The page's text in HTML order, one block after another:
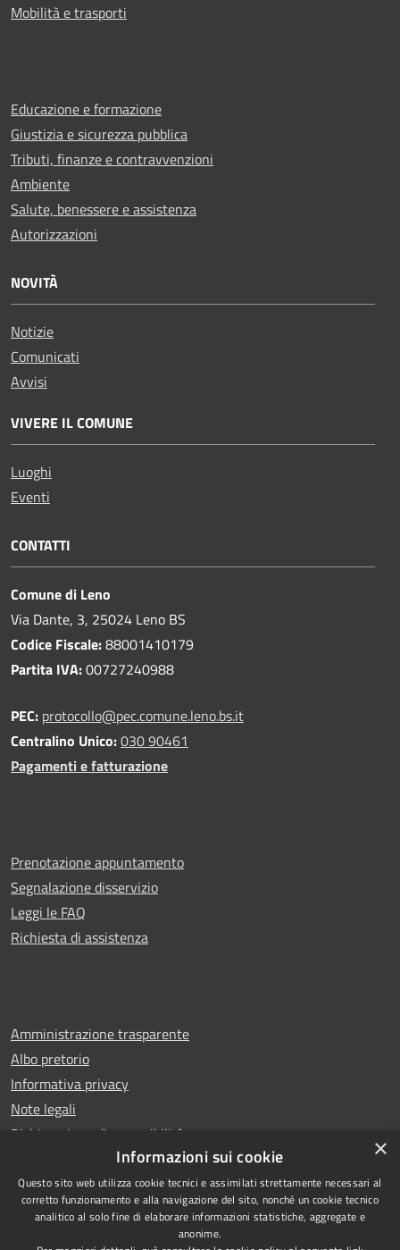
Mobilità e trasporti
Educazione e formazione
Giustizia e sicurezza pubblica
Tributi, finanze e contravvenzioni
Ambiente
Salute, benessere e assistenza
Autorizzazioni
NOVITÀ
Notizie
Comunicati
Avvisi
VIVERE IL COMUNE
Luoghi
Eventi
CONTATTI
Comune di Leno
Via Dante, 3, 25024 Leno BS
Codice Fiscale:88001410179
Partita IVA:00727240988
PEC: protocollo@pec.comune.leno.bs.it
Centralino Unico:030 90461
Pagamenti e fatturazione
Prenotazione appuntamento
Segnalazione disservizio
Leggi le FAQ
Richiesta di assistenza
Amministrazione trasparente
Albo pretorio
Informativa privacy
Note legali
Dichiarazione di accessibilità
RSS
Copyright © 2026 • Comune di
×
Informazioni sui cookie
Questo sito web utilizza cookie tecnici e assimilati strettamente necessari al
corretto funzionamento e alla navigazione del sito, nonché un cookie tecnico
analitico al solo fine di elaborare informazioni statistiche, aggregate e
anonime.